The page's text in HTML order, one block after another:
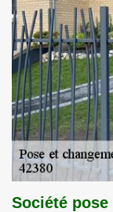
Société